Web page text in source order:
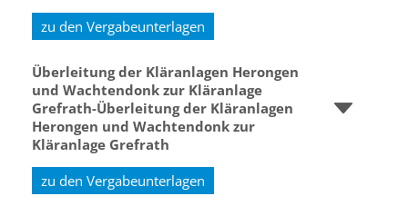
zu den Vergabeunterlagen
Überleitung der Kläranlagen Herongen
und Wachtendonk zur Kläranlage
Grefrath-Überleitung der Kläranlagen
Herongen und Wachtendonk zur
Kläranlage Grefrath
zu den Vergabeunterlagen